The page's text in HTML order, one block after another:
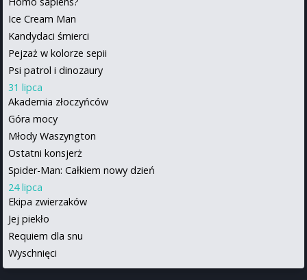
Ice Cream Man
Kandydaci śmierci
Pejzaż w kolorze sepii
Psi patrol i dinozaury
31 lipca
Akademia złoczyńców
Góra mocy
Młody Waszyngton
Ostatni konsjerż
Spider-Man: Całkiem nowy dzień
24 lipca
Ekipa zwierzaków
Jej piekło
Requiem dla snu
Wyschnięci